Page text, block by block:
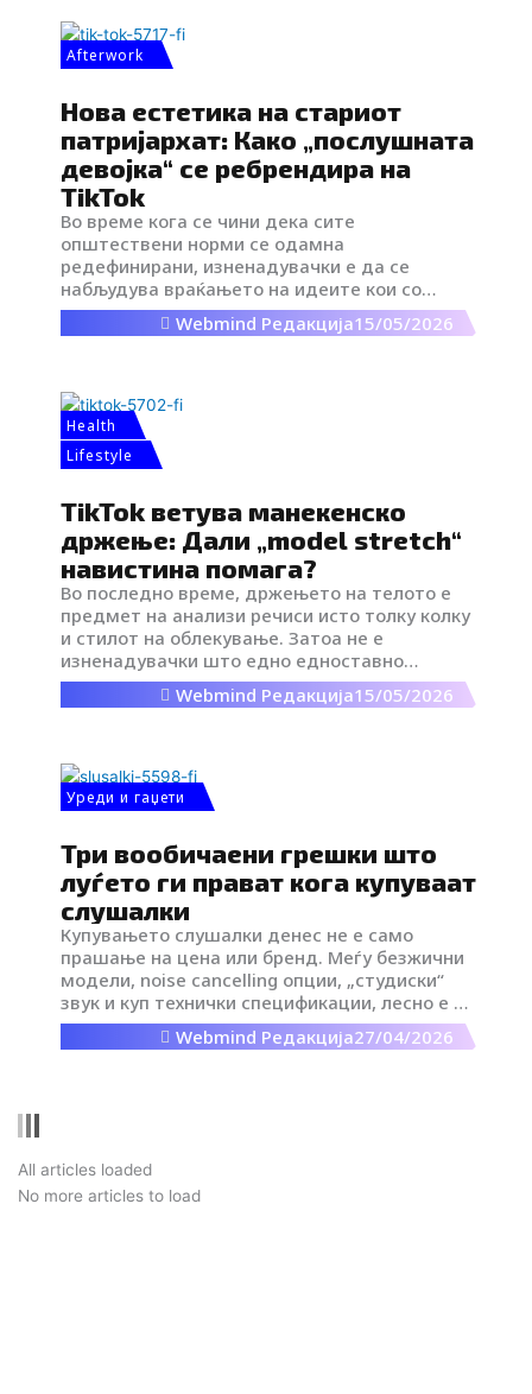
можат да стигнат побрзо и поевтино.
Afterwork
Нова естетика на стариот
патријархат: Како „послушната
девојка“ се ребрендира на
TikTok
Во време кога се чини дека сите
општествени норми се одамна
редефинирани, изненадувачки е да се
набљудува враќањето на идеите кои со
децении се сметаа за надминати. Сепак,
токму тоа се случува: во дигиталниот пејзаж
за ригидни патријархални структури
повторно добива простор, но во нова,
трансформирана форма.
Webmind Редакција15/05/2026
Health
Lifestyle
TikTok ветува манекенско
држење: Дали „model stretch“
навистина помага?
Во последно време, држењето на телото е
предмет на анализи речиси исто толку колку
и стилот на облекување. Затоа не е
изненадувачки што едно едноставно
движење за истегнување стана вирално.
Друштвените мрежи во последните месеци
природна леснотија на движење со помош на
специфично истегнување – model stretch.
Webmind Редакција15/05/2026
Уреди и гаџети
Три вообичаени грешки што
луѓето ги прават кога купуваат
слушалки
Купувањето слушалки денес не е само
прашање на цена или бренд. Меѓу безжични
модели, noise cancelling опции, „студиски“
звук и куп технички спецификации, лесно е да
се изгубите во изборот.
Webmind Редакција27/04/2026
All articles loaded
No more articles to load